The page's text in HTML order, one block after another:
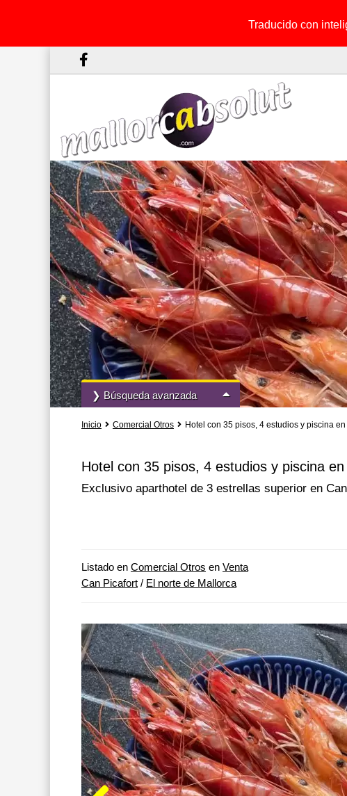
Traducido con
❯ Búsqueda avanzada
Todas las acciones Todos los tipos
Más opciones de búsqueda
Inicio Comercial Otros Hotel con 35 pisos, 4 estudios y piscina
Hotel con 35 pisos, 4 estudios y piscina
Exclusivo aparthotel de 3 estrellas superior en
Listado en Comercial Otros en Venta
Can Picafort / El norte de Mallorca